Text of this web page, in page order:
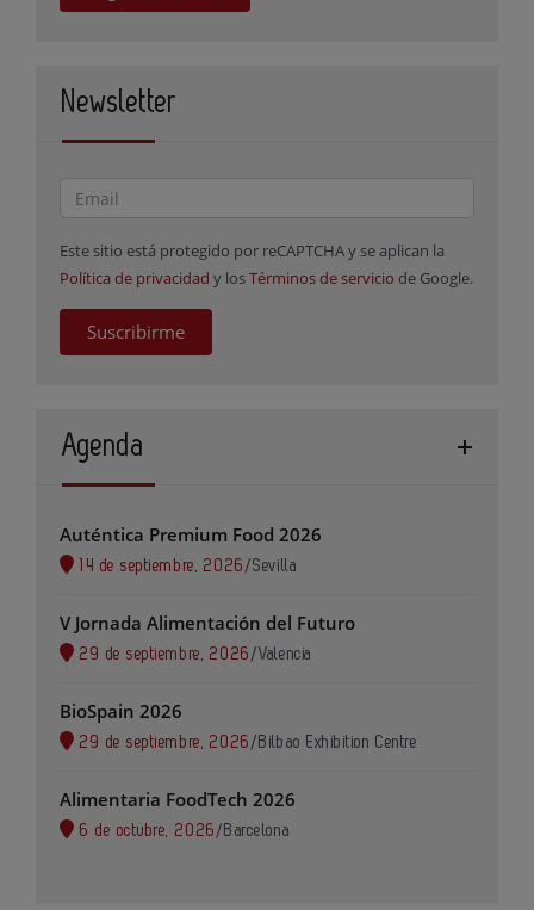
Newsletter
Este sitio está protegido por reCAPTCHA y se aplican la
Política de privacidad y losTérminos de servicio de Google.
Suscribirme
Agenda
Auténtica Premium Food 2026
14 de septiembre, 2026 /Sevilla
V Jornada Alimentación del Futuro
29 de septiembre, 2026 /Valencia
BioSpain 2026
29 de septiembre, 2026 / Bilbao Exhibition Centre
Alimentaria FoodTech 2026
6 de octubre, 2026 / Barcelona